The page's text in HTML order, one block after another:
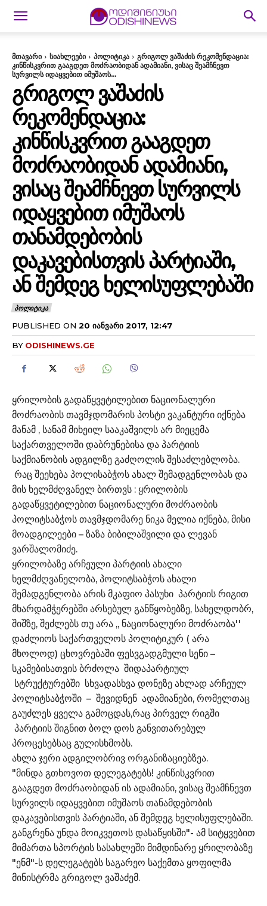
მთავარი სიახლეები პოლიტიკა
გრიგოლ ვაშაძის რეკომენდაცია:
კინწისკვრით გააგდეთ მოძრაობიდან ადამიანი, ვისაც შეამჩნევთ
სურვილს იდაყვებით იმუშაოს...
ᲒᲠᲘᲒᲝᲚ ᲕᲐᲨᲐᲫᲘᲡ
ᲠᲔᲙᲝᲛᲔᲜᲓᲐᲪᲘᲐ:
ᲙᲘᲜᲬᲘᲡᲙᲕᲠᲘᲗ ᲒᲐᲐᲒᲓᲔᲗ
ᲛᲝᲫᲠᲐᲝᲑᲘᲓᲐᲜ ᲐᲓᲐᲛᲘᲐᲜᲘ,
ᲕᲘᲡᲐᲪ ᲨᲔᲐᲛᲩᲜᲔᲕᲗ ᲡᲣᲠᲕᲘᲚᲡ
ᲘᲓᲐᲧᲕᲔᲑᲘᲗ ᲘᲛᲣᲨᲐᲝᲡ
ᲗᲐᲜᲐᲛᲓᲔᲑᲝᲑᲘᲡ
ᲓᲐᲙᲐᲕᲔᲑᲘᲡᲗᲕᲘᲡ ᲞᲐᲠᲢᲘᲐᲨᲘ,
ᲐᲜ ᲨᲔᲛᲓᲔᲒ ᲮᲔᲚᲘᲡᲣᲤᲚᲔᲑᲐᲨᲘ
ᲞᲝᲚᲘᲢᲘᲙᲐ
PUBLISHED ON 20 ᲘᲐᲜᲕᲐᲠᲘ 2017, 12:47
BY ODISHINEWS.GE
ყრილობის გადაწყვეტილებით ნაციონალური
მოძრაობის თავმჯდომარის პოსტი ვაკანტური იქნება
მანამ , სანამ მიხეილ სააკაშვილს არ მიეცემა
საქართველოში დაბრუნებისა და პარტიის
საქმიანობის ადგილზე გაძღოლის შესაძლებლობა.
რაც შეეხება პოლისაბჭოს ახალ შემადგენლობას და
მის ხელმძღვანელ ბირთვს : ყრილობის
გადაწყვეტილებით ნაციონალური მოძრაობის
პოლიტსაბჭოს თავმჯდომარე ნიკა მელია იქნება, მისი
მოადგილეები – ზაზა ბიბილაშვილი და ლევან
ვარშალომიძე.
ყრილობაზე არჩეული პარტიის ახალი
ხელმძღვანელობა, პოლიტსაბჭოს ახალი
შემადგენლობა არის მკაფიო პასუხი პარტიის რიგით
მხარდამჭერებში არსებულ განწყობებზე, სახელდობრ,
შიშზე, შეძლებს თუ არა ,, ნაციონალური მოძრაობა''
დაძლიოს საქართველოს პოლიტიკურ ( არა
მხოლოდ) ცხოვრებაში ფესვგადგმული სენი –
სკამებისათვის ბრძოლა შიდაპარტიულ
სტრუქტურებში სხვადასხვა დონეზე ახლად არჩეულ
პოლიტსაბჭოში – შევიდნენ ადამიანები, რომელთაც
გაუძლეს ყველა გამოცდას,რაც პირველ რიგში
პარტიის შიგნით ბოლ დოს განვითარებულ
პროცესებსაც გულისხმობს.
ახლა ჯერი ადგილობრივ ორგანიზაციებზეა.
"მინდა გთხოვოთ დელეგატებს! კინწისკვრით
გააგდეთ მოძრაობიდან ის ადამიანი, ვისაც შეამჩნევთ
სურვილს იდაყვებით იმუშაოს თანამდებობის
დაკავებისთვის პარტიაში, ან შემდეგ ხელისუფლებაში.
განგრენა უნდა მოიკვეთოს დასაწყისში"- ამ სიტყვებით
მიმართა სპორტის სასახლეში მიმდინარე ყრილობაზე
"ენმ"-ს დელეგატებს საგარეო საქემთა ყოფილმა
მინისტრმა გრიგოლ ვაშაძემ.